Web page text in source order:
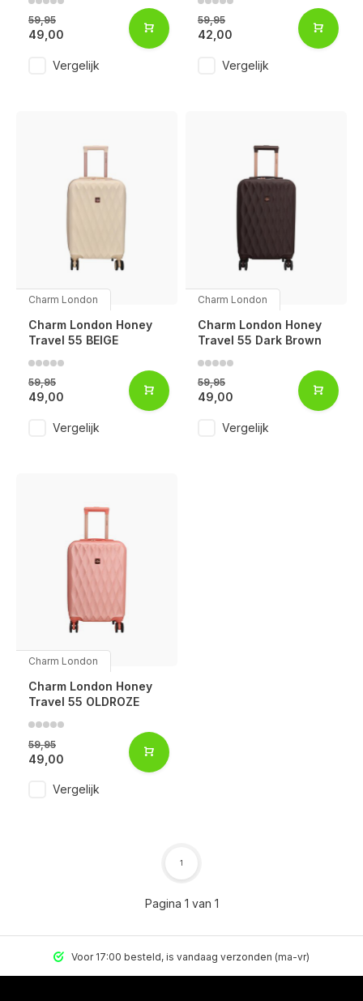
Voor 17:00 besteld, is vandaag verzonden (ma-vr)
59,95
49,00
Vergelijk
59,95
42,00
Vergelijk
Charm London
Charm London Honey
Travel 55 BEIGE
59,95
49,00
Vergelijk
Charm London
Charm London Honey
Travel 55 Dark Brown
59,95
49,00
Vergelijk
Charm London
Charm London Honey
Travel 55 OLDROZE
59,95
49,00
Vergelijk
Pagina 1 van 1
1
Voor 17:00 besteld, is vandaag verzonden (ma-vr)